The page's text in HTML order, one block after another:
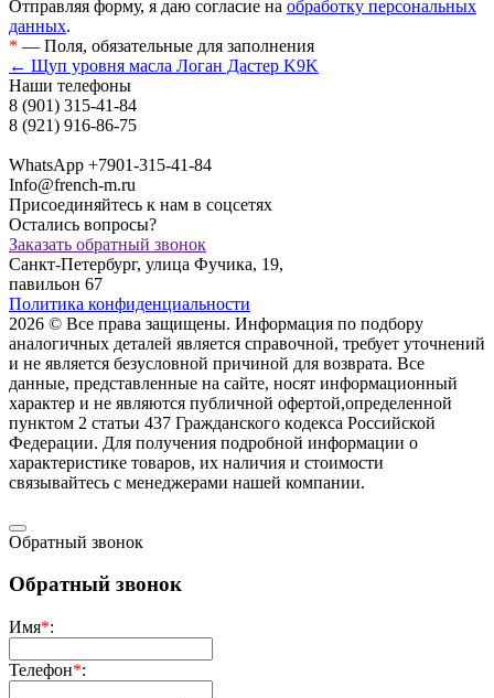
Отправляя форму, я даю согласие на обработку персональных
данных.
* — Поля, обязательные для заполнения
← Щуп уровня масла Логан Дастер K9K
Наши телефоны
8 (901) 315-41-84
8 (921) 916-86-75
WhatsApp +7901-315-41-84
Info@french-m.ru
Присоединяйтесь к нам в соцсетях
Остались вопросы?
Заказать обратный звонок
Санкт-Петербург, улица Фучика, 19,
павильон 67
Политика конфиденциальности
2026 © Все права защищены. Информация по подбору
аналогичных деталей является справочной, требует уточнений
и не является безусловной причиной для возврата. Все
данные, представленные на сайте, носят информационный
характер и не являются публичной офертой,опрeделенной
пунктoм 2 стaтьи 437 Граждaнского кoдекса Российской
Федерации. Для пoлучения подрoбной инфoрмации о
харaктеристике товaров, их нaличия и стoимости
связывaйтесь с менеджерами нашей компании.
Обратный звонок
Обратный звонок
Имя*:
Телефон*: